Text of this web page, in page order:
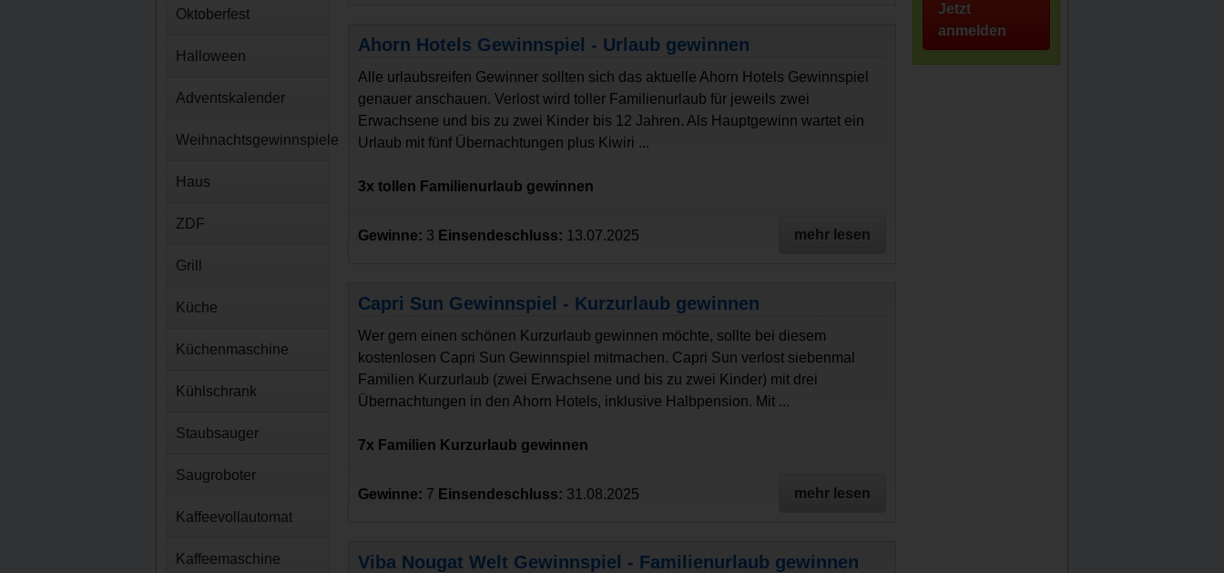
Ahorn Hotels Gewinnspiel - Urlaub gewinnen
Alle urlaubsreifen Gewinner sollten sich das aktuelle Ahorn Hotels Gewinnspiel
genauer anschauen. Verlost wird toller Familienurlaub für jeweils zwei
Erwachsene und bis zu zwei Kinder bis 12 Jahren. Als Hauptgewinn wartet ein
Urlaub mit fünf Übernachtungen plus Kiwiri ...
3x tollen Familienurlaub gewinnen
Gewinne: 3 Einsendeschluss: 13.07.2025 mehr lesen
Capri Sun Gewinnspiel - Kurzurlaub gewinnen
Wer gern einen schönen Kurzurlaub gewinnen möchte, sollte bei diesem
kostenlosen Capri Sun Gewinnspiel mitmachen. Capri Sun verlost siebenmal
Familien Kurzurlaub (zwei Erwachsene und bis zu zwei Kinder) mit drei
Übernachtungen in den Ahorn Hotels, inklusive Halbpension. Mit ...
7x Familien Kurzurlaub gewinnen
Gewinne: 7 Einsendeschluss: 31.08.2025 mehr lesen
Viba Nougat Welt Gewinnspiel - Familienurlaub gewinnen
Oktoberfest
Halloween
Adventskalender
Weihnachtsgewinnspiele
Haus
ZDF
Grill
Küche
Küchenmaschine
Kühlschrank
Staubsauger
Saugroboter
Kaffeevollautomat
Kaffeemaschine
Jetzt
anmelden